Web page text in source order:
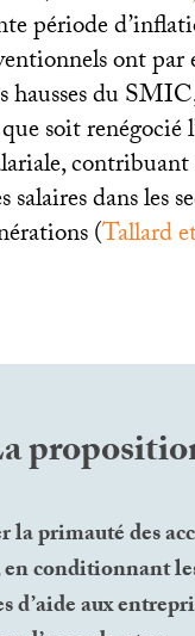
période
ont par
hausses duSMIC
soit renégocié
salaires dans les
(Tallard
la primauté des
conditionnant
d’aide aux